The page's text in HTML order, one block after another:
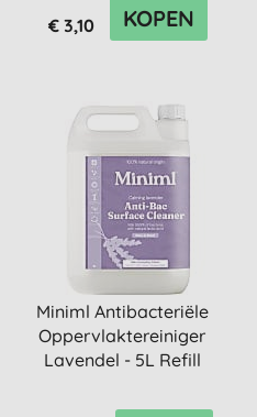
€ 3,10 KOPEN
Miniml Antibacteriële
Oppervlaktereiniger
Lavendel - 5L Refill